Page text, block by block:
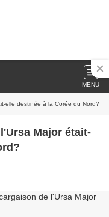
MENU
elle destinée à la Corée du Nord?
Major était-